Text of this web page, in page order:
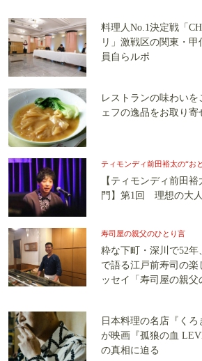
料理人No.1決定戦「
リ」激戦区の関東・
員自らルポ
レストランの味わい
ェフの逸品をお取り寄
ティモンディ前田裕太の“お
【ティモンディ前田裕
門】第1回 理想の大
寿司屋の親父のひとり言
粋な下町・深川で52
で語る江戸前寿司の
ッセイ「寿司屋の親父
日本料理の名店『く
が映画『孤狼の血
の真相に迫る